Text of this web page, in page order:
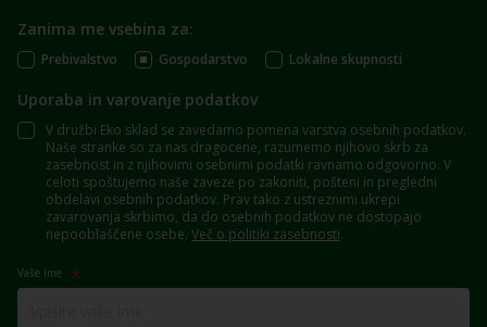
Zanima me vsebina za:
Prebivalstvo Gospodarstvo Lokalne skupnosti
Uporaba in varovanje podatkov
V družbi Eko sklad se zavedamo pomena varstva osebnih podatkov.
Naše stranke so za nas dragocene, razumemo njihovo skrb za
zasebnost in z njihovimi osebnimi podatki ravnamo odgovorno. V
celoti spoštujemo naše zaveze po zakoniti, pošteni in pregledni
obdelavi osebnih podatkov. Prav tako z ustreznimi ukrepi
zavarovanja skrbimo, da do osebnih podatkov ne dostopajo
nepooblaščene osebe. Več o politiki zasebnosti.
Vaše ime